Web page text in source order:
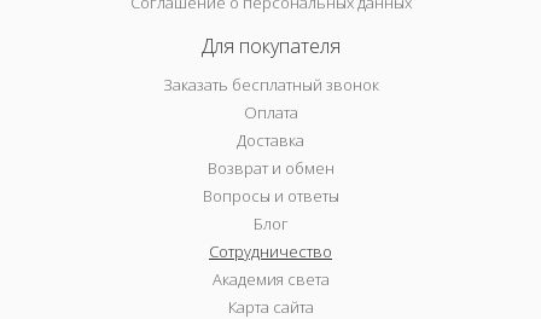
Для покупателя
Заказать бесплатный звонок
Оплата
Доставка
Возврат и обмен
Вопросы и ответы
Блог
Сотрудничество
Академия света
Карта сайта